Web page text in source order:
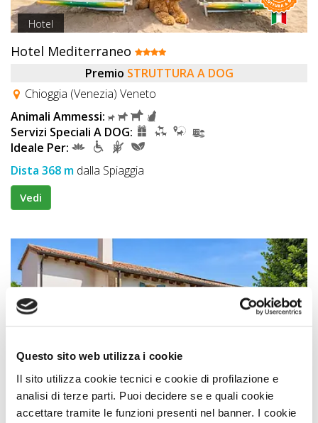
Questo sito web utilizza i cookie
Il sito utilizza cookie tecnici e cookie di profilazione e
analisi di terze parti. Puoi decidere se e quali cookie
accettare tramite le funzioni presenti nel banner. I cookie
Hotel
Hotel Mediterraneo
Premio STRUTTURA A DOG
Chioggia (Venezia) Veneto
Animali Ammessi:
Servizi Speciali A DOG:
Ideale Per:
Dista 368 m dalla Spiaggia
Vedi
Affittacamere
Alloggio Agrituristico Zambon